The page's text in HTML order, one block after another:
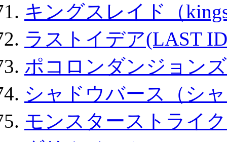
キングスレイド（
ラストイデア(LAST
ポコロンダンジョン
シャドウバース（シ
モンスターストライ